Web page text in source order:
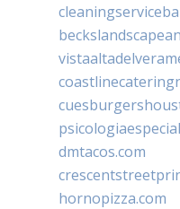
dmtacos.com
hornopizza.com